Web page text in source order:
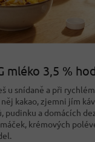
mléko 3,5 %
u snídaně a při
kakao, zjemni jím
pudinku a domácích
krémových